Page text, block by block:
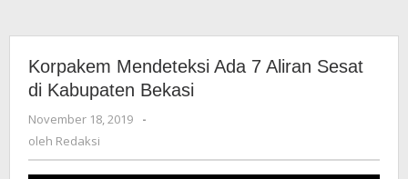
Korpakem Mendeteksi Ada 7 Aliran Sesat
di Kabupaten Bekasi
November 18, 2019
oleh
-
oleh Redaksi